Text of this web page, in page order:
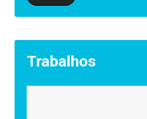
Trabalhos